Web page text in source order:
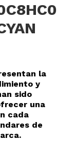
la
y
sido
una
cada
de